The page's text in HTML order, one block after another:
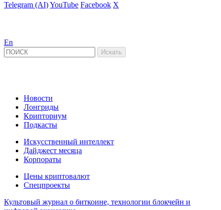
Telegram (AI)YouTube Facebook X
En
Новости
Лонгриды
Крипториум
Подкасты
Искусственный интеллект
Дайджест месяца
Корпораты
Цены криптовалют
Спецпроекты
Культовый журнал о биткоине, технологии блокчейн и